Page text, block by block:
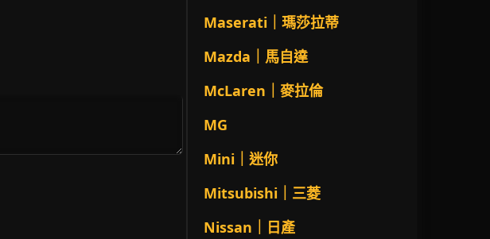
Maserati｜瑪莎拉蒂
Mazda｜馬自達
McLaren｜麥拉倫
MG
Mini｜迷你
Mitsubishi｜三菱
Nissan｜日產